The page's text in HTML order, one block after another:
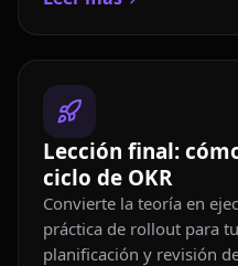
Lección final:
ciclo de OKR
Convierte la teoría en
práctica de rollout para
planificación y revisión